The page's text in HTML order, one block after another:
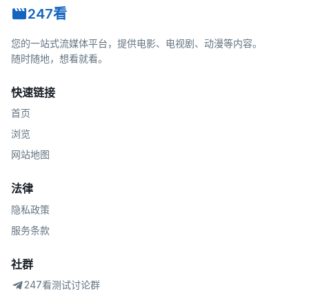
247看
您的一站式流媒体平台，提供电影、电视剧、动漫等内容。
随时随地，想看就看。
快速链接
首页
浏览
网站地图
法律
隐私政策
服务条款
社群
247看测试讨论群